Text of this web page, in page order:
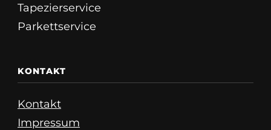
Tapezierservice
Parkettservice
KONTAKT
Kontakt
Impressum